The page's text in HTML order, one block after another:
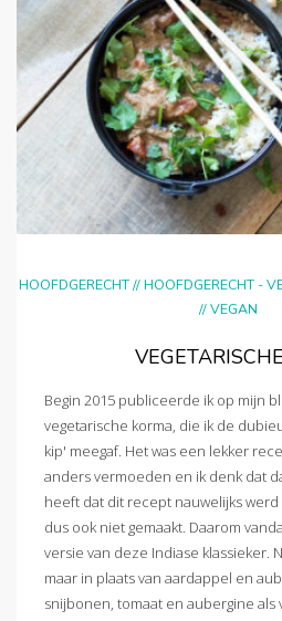
HOOFDGERECHT//HOOFDGERECHT -
//VEGAN
Begin 2015 publiceerde ik op mijn
vegetarische korma, die ik de
kip' meegaf. Het was een lekker
anders vermoeden en ik denk dat
heeft dat dit recept nauwelijks
dus ook niet gemaakt. Daarom
versie van deze Indiase klassieker.
maar in plaats van aardappel en
snijbonen, tomaat en aubergine als